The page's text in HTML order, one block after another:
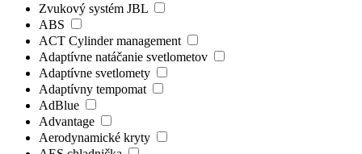
Zvukový systém JBL
ABS
ACT Cylinder management
Adaptívne natáčanie svetlometov
Adaptívne svetlomety
Adaptívny tempomat
AdBlue
Advantage
Aerodynamické kryty